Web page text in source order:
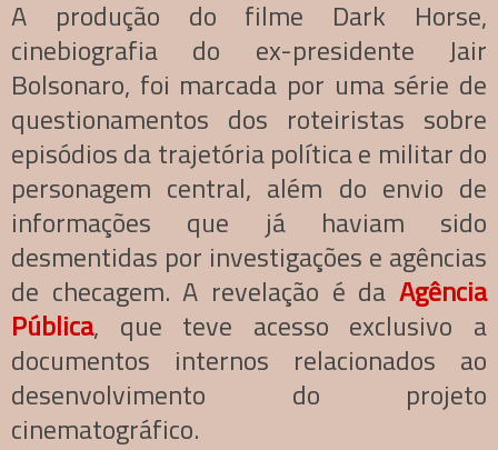
A produção do filme Dark Horse,
cinebiografia do ex-presidente Jair
Bolsonaro, foi marcada por uma série de
questionamentos dos roteiristas sobre
episódios da trajetória política e militar do
personagem central, além do envio de
informações que já haviam sido
desmentidas por investigações e agências
de checagem. A revelação é da Agência
Pública, que teve acesso exclusivo a
documentos internos relacionados ao
desenvolvimento do projeto
cinematográfico.